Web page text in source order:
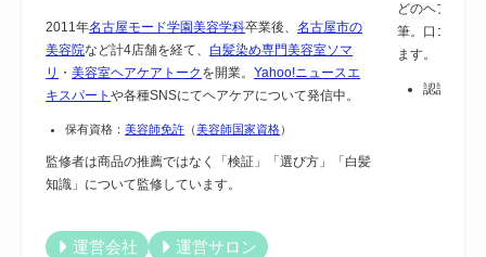
2011年名古屋モード学園美容学科卒業後、名古屋市の
美容院など計4店舗を経て、 白髪染め専門美容室ソマ
リ ・美容室ヘアケアトーク を開業。Yahoo!ニュースエ
キスパートや各種SNSにてヘアケアについて発信中。
保有資格：美容師免許 （美容師国家資格）
監修者は商品の推薦ではなく「検証」「選び方」「白髪
知識」について監修しています。
どのヘアケア
筆。口コミで
ます。
認証：
運営会社
運営サロン